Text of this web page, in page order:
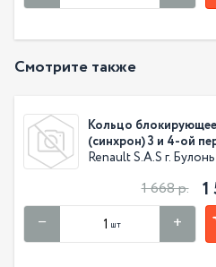
Смотрите также
Кольцо
(синхрон) 3 и 4-ой
Renault S.A.S г. Булонь
1 668 р. 1
шт